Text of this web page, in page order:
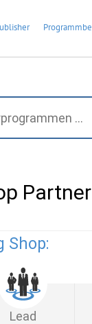
Shop:
Lead